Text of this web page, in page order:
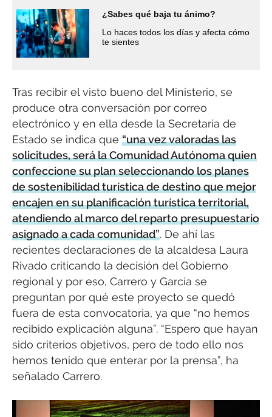
¿Sabes qué baja tu ánimo?
Lo haces todos los días y afecta cómo
te sientes
Tras recibir el visto bueno del Ministerio, se
produce otra conversación por correo
electrónico y en ella desde la Secretaría de
Estado se indica que “una vez valoradas las
solicitudes, será la Comunidad Autónoma quien
confeccione su plan seleccionando los planes
de sostenibilidad turística de destino que mejor
encajen en su planificación turística territorial,
atendiendo al marco del reparto presupuestario
asignado a cada comunidad”. De ahí las
recientes declaraciones de la alcaldesa Laura
Rivado criticando la decisión del Gobierno
regional y por eso, Carrero y García se
preguntan por qué este proyecto se quedó
fuera de esta convocatoria, ya que “no hemos
recibido explicación alguna”. “Espero que hayan
sido criterios objetivos, pero de todo ello nos
hemos tenido que enterar por la prensa”, ha
señalado Carrero.